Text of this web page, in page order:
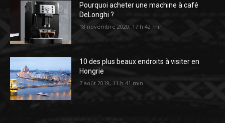
Pourquoi acheter une machine à café
DeLonghi ?
18 novembre 2020, 17 h 42 min
10 des plus beaux endroits à visiter en
Hongrie
7 août 2019, 11 h 41 min